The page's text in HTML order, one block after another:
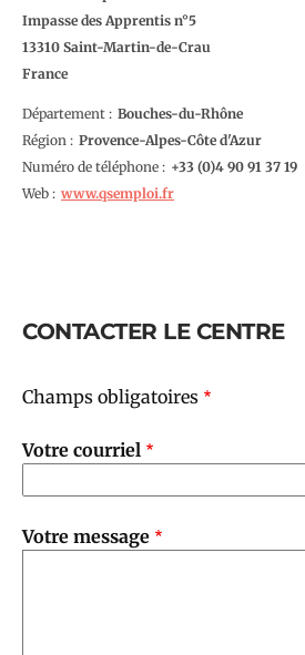
Impasse des Apprentis n°5
13310 Saint-Martin-de-Crau
France
Département
Bouches-du-Rhône
Région
Provence-Alpes-Côte d'Azur
Numéro de téléphone
4 90 91 37 19
Web
www.qsemploi.fr
CONTACTER LE CENTRE
Champs obligatoires
Votre courriel
Votre message